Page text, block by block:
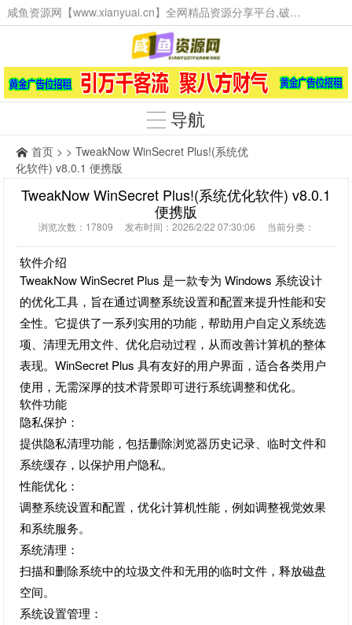
咸鱼资源网【www.xianyuai.cn】全网精品资源分享平台,破解软件,技术源码,火爆项目,工具辅助,这里无所不有。
导航
首页 > > TweakNow WinSecret Plus!(系统优
化软件) v8.0.1 便携版
TweakNow WinSecret Plus!(系统优化软件) v8.0.1
便携版
浏览次数：17809 发布时间：2026/2/22 07:30:06 当前分类：
软件介绍
TweakNow WinSecret Plus 是一款专为 Windows 系统设计
的优化工具，旨在通过调整系统设置和配置来提升性能和安
全性。它提供了一系列实用的功能，帮助用户自定义系统选
项、清理无用文件、优化启动过程，从而改善计算机的整体
表现。WinSecret Plus 具有友好的用户界面，适合各类用户
使用，无需深厚的技术背景即可进行系统调整和优化。
软件功能
隐私保护：
提供隐私清理功能，包括删除浏览器历史记录、临时文件和
系统缓存，以保护用户隐私。
性能优化：
调整系统设置和配置，优化计算机性能，例如调整视觉效果
和系统服务。
系统清理：
扫描和删除系统中的垃圾文件和无用的临时文件，释放磁盘
空间。
系统设置管理：